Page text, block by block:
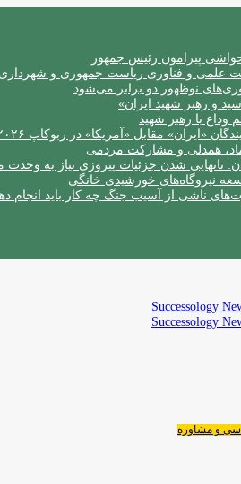
پیرامون رئیس جمهور
علمی و فناوری ریاست جمهوری و شهرداری
نوظهور دو برابر می‌شود
و رهبر شهید ایران»
وداع با رهبر شهید
همدلی و مشارکت مردمی
تانهایی شدن جزئیات پیروزی نیاز به وحدت
نیروگاه‌های خورشیدی خانگی
ناشی از آسیب جنگ چه کار باید انجام
و مشاوره